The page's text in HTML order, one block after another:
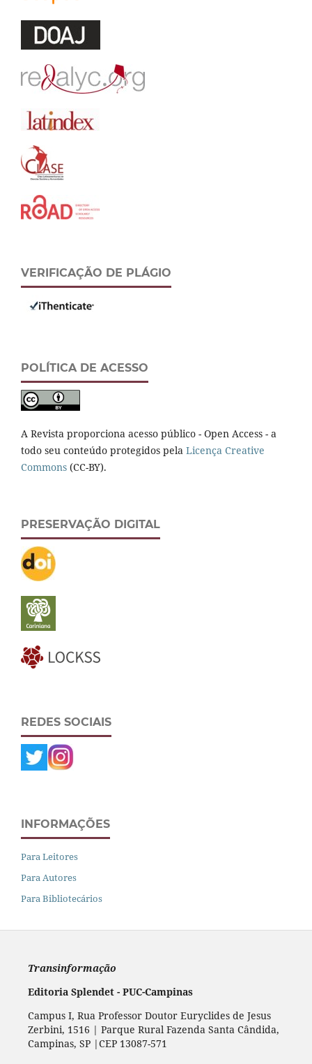
VERIFICAÇÃO DE PLÁGIO
POLÍTICA DE ACESSO
A Revista proporciona acesso público - Open Access - a
todo seu conteúdo protegidos pela Licença Creative
Commons (CC-BY).
PRESERVAÇÃO DIGITAL
REDES SOCIAIS
INFORMAÇÕES
Para Leitores
Para Autores
Para Bibliotecários
Transinformação
Editoria Splendet - PUC-Campinas
Campus I, Rua Professor Doutor Euryclides de Jesus
Zerbini, 1516 | Parque Rural Fazenda Santa Cândida,
Campinas, SP |CEP 13087-571